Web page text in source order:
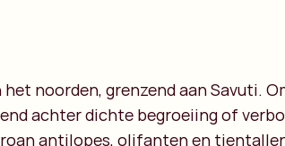
het noorden, grenzend aan Savuti.
achter dichte begroeiing of
antilopes, olifanten en